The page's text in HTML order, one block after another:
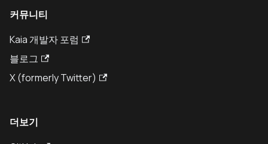
커뮤니티
Kaia 개발자 포럼
블로그
X (formerly Twitter)
더보기